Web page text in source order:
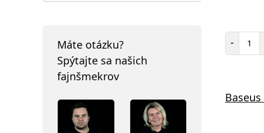
Máte otázku?
Spýtajte sa našich
fajnšmekrov
-